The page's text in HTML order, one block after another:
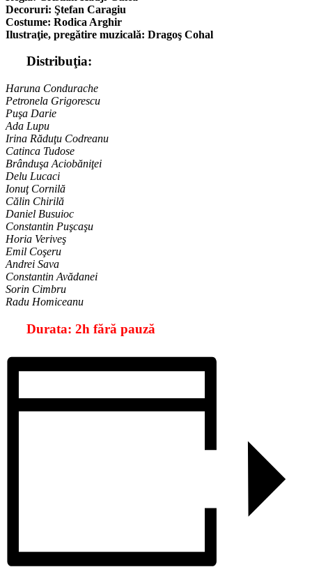
Decoruri: Ştefan Caragiu
Costume: Rodica Arghir
Ilustraţie, pregătire muzicală: Dragoş Cohal
Distribuţia:
Haruna Condurache
Petronela Grigorescu
Puşa Darie
Ada Lupu
Irina Răduţu Codreanu
Catinca Tudose
Brânduşa Aciobăniţei
Delu Lucaci
Ionuţ Cornilă
Călin Chirilă
Daniel Busuioc
Constantin Puşcaşu
Horia Veriveş
Emil Coşeru
Andrei Sava
Constantin Avădanei
Sorin Cimbru
Radu Homiceanu
Durata: 2h fără pauză